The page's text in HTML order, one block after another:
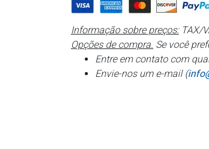
Informação sobre preços:TAX/
Opções de compra. Se você
Entre em contato com
Envie-nos um e-mail (